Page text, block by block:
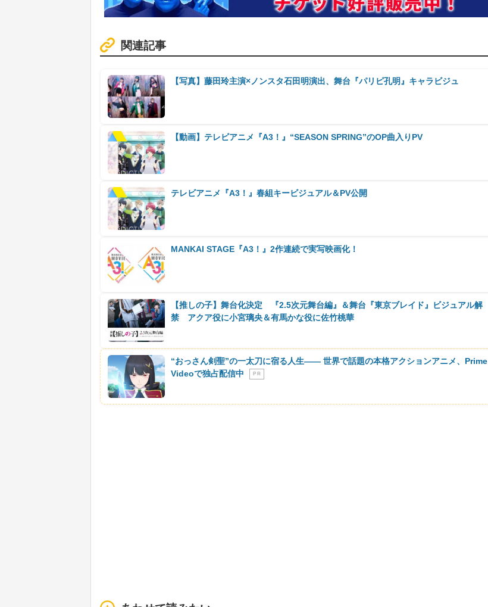
関連記事
【写真】藤田玲主演×ノンスタ石田明演出、舞台『パリピ孔明』キャラビジュ
【動画】テレビアニメ『A3！』“SEASON SPRING”のOP曲入りPV
テレビアニメ『A3！』春組キービジュアル＆PV公開
MANKAI STAGE『A3！』2作連続で実写映画化！
【推しの子】舞台化決定 『2.5次元舞台編』＆舞台『東京ブレイド』ビジュアル解
禁 アクア役に小宮璃央＆有馬かな役に佐竹桃華
“おっさん剣聖”の一太刀に宿る人生―― 世界で話題の本格アクションアニメ、Prime
Videoで独占配信中
P R